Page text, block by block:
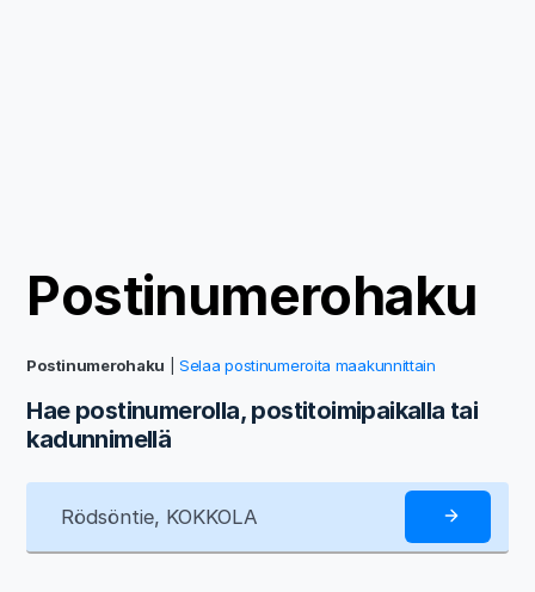
Postinumerohaku
Postinumerohaku |Selaa postinumeroita maakunnittain
Hae postinumerolla, postitoimipaikalla tai
kadunnimellä